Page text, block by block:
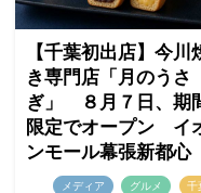
【千葉初出店】今川
き専門店「月のうさ
ぎ」 ８月７日、期
限定でオープン イ
ンモール幕張新都心
メディア グルメ 千